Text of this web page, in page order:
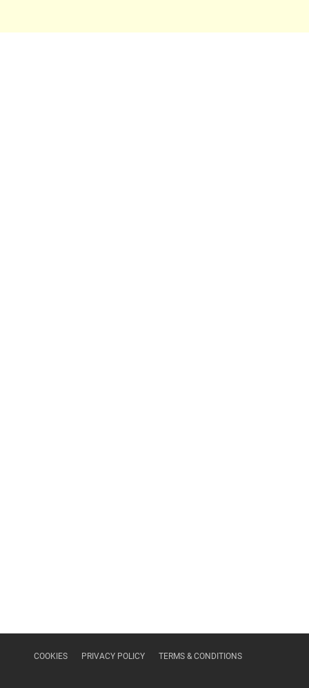
COOKIES PRIVACY POLICY TERMS & CONDITIONS